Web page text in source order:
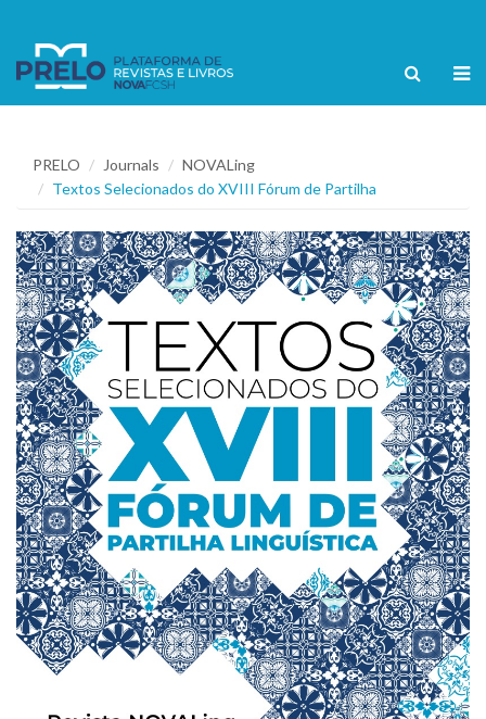
PRELO Journals
NOVALing
Textos Selecionados do XVIII Fórum de Partilha